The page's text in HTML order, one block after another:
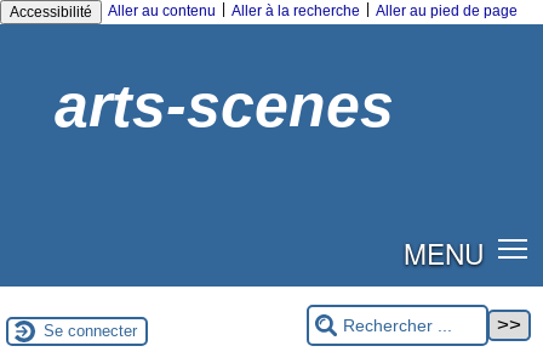
Accessibilité Aller au contenu Aller à la recherche Aller au pied de page
arts-scenes
MENU
Se connecter